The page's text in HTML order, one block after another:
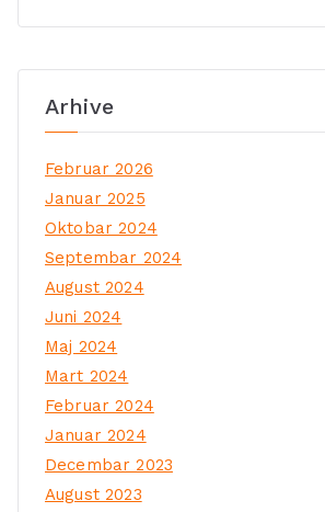
Arhive
Februar 2026
Januar 2025
Oktobar 2024
Septembar 2024
August 2024
Juni 2024
Maj 2024
Mart 2024
Februar 2024
Januar 2024
Decembar 2023
August 2023